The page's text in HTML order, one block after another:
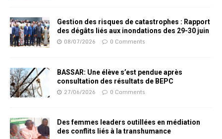
Gestion des risques de catastrophes : Rapport
des dégâts liés aux inondations des 29-30 juin
08/07/2026 0 Comments
BASSAR: Une élève s’est pendue après
consultation des résultats de BEPC
27/06/2026 0 Comments
Des femmes leaders outillées en médiation
des conflits liés à la transhumance